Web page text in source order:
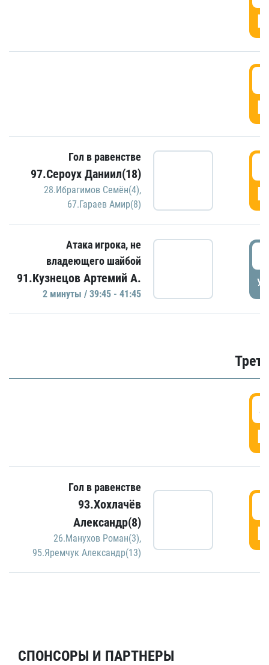
Гол в равенстве
97.Сероух Даниил(18)
28.Ибрагимов Семён(4),
67.Гараев Амир(8)
Атака игрока, не
владеющего шайбой
91.Кузнецов Артемий А.
2 минуты / 39:45 - 41:45
Гол в равенстве
93.Хохлачёв
Александр(8)
26.Манухов Роман(3),
95.Яремчук Александр(13)
СПОНСОРЫ И ПАРТНЕРЫ